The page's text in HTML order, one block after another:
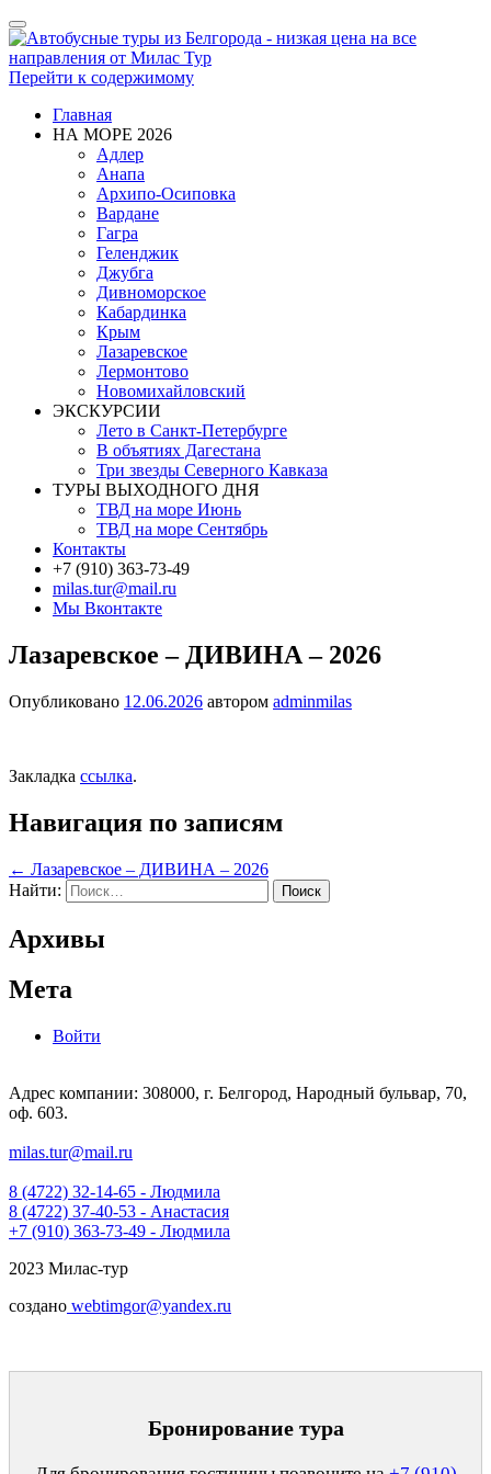
Показать/
Скрыть
навигацию
Перейти к содержимому
Главная
НА МОРЕ 2026
Адлер
Анапа
Архипо-Осиповка
Вардане
Гагра
Геленджик
Джубга
Дивноморское
Кабардинка
Крым
Лазаревское
Лермонтово
Новомихайловский
ЭКСКУРСИИ
Лето в Санкт-Петербурге
В объятиях Дагестана
Три звезды Северного Кавказа
ТУРЫ ВЫХОДНОГО ДНЯ
ТВД на море Июнь
ТВД на море Сентябрь
Контакты
+7 (910) 363-73-49
milas.tur@mail.ru
Мы Вконтакте
Лазаревское – ДИВИНА – 2026
Опубликовано 12.06.2026 автором adminmilas
Закладка ссылка.
Навигация по записям
← Лазаревское – ДИВИНА – 2026
Найти:
Архивы
Мета
Войти
Адрес компании: 308000, г. Белгород, Народный бульвар, 70,
оф. 603.
milas.tur@mail.ru
8 (4722) 32-14-65 - Людмила
8 (4722) 37-40-53 - Анастасия
+7 (910) 363-73-49 - Людмила
2023 Милас-тур
создано webtimgor@yandex.ru
Бронирование тура